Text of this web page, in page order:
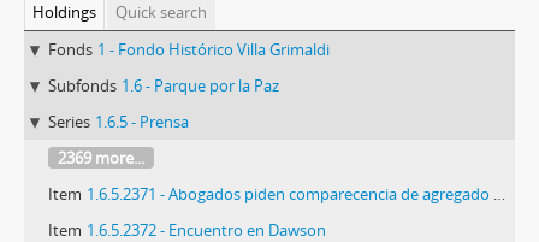
Holdings
Quick search
Fonds 1 - Fondo Histórico Villa Grimaldi
Subfonds 1.6 - Parque por la Paz
Series 1.6.5 - Prensa
2369 more...
Item 1.6.5.2371 - Abogados piden comparecencia de agregado militar de Chile en la ONU
Item 1.6.5.2372 - Encuentro en Dawson